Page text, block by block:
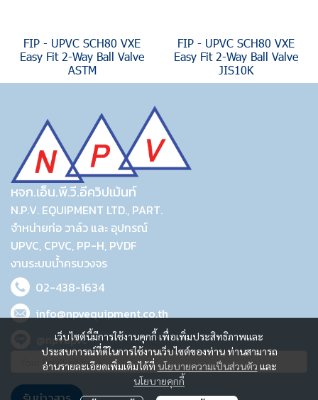
FIP - UPVC SCH80 VXE
Easy Fit 2-Way Ball Valve
ASTM
FIP - UPVC SCH80 VXE
Easy Fit 2-Way Ball Valve
JIS10K
เว็บไซต์นี้มีการใช้งานคุกกี้ เพื่อเพิ่มประสิทธิภาพและ
ประสบการณ์ที่ดีในการใช้งานเว็บไซต์ของท่าน ท่านสามารถ
อ่านรายละเอียดเพิ่มเติมได้ที่ นโยบายความเป็นส่วนตัว และ
นโยบายคุกกี้
หจก.เอ็น.พี.วี.อีควิปเม้นท์
N.P.V. EQUIPMENT LTD., PART.
จำหน่ายท่อ วาล์ว และ อุปกรณ์
UPVC, CPVC, PP-H, PVDF
งานระบบน้ำครบวงจร
02-438-1634
info@npvequipment.co.th
@npvupvc